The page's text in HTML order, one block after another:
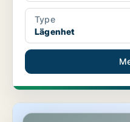
Type
Lägenhet
Lägenhet i Tanum,